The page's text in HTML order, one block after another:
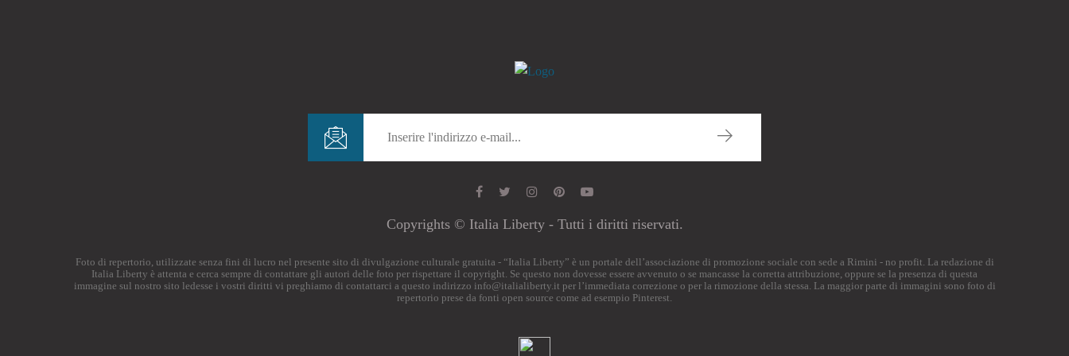
Copyrights © Italia Liberty - Tutti i diritti riservati.
Foto di repertorio, utilizzate senza fini di lucro nel presente sito di divulgazione culturale gratuita - “Italia Liberty” è un portale dell’associazione di promozione sociale con sede a Rimini - no profit. La redazione di
Italia Liberty è attenta e cerca sempre di contattare gli autori delle foto per rispettare il copyright. Se questo non dovesse essere avvenuto o se mancasse la corretta attribuzione, oppure se la presenza di questa
immagine sul nostro sito ledesse i vostri diritti vi preghiamo di contattarci a questo indirizzo info@italialiberty.it per l’immediata correzione o per la rimozione della stessa. La maggior parte di immagini sono foto di
repertorio prese da fonti open source come ad esempio Pinterest.